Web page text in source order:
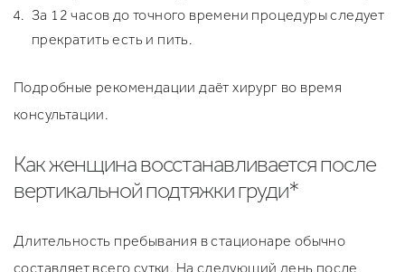
За 12 часов до точного времени процедуры следует
прекратить есть и пить.
Подробные рекомендации даёт хирург во время
консультации.
Как женщина восстанавливается после
вертикальной подтяжки груди*
Длительность пребывания в стационаре обычно
составляет всего сутки. На следующий день после